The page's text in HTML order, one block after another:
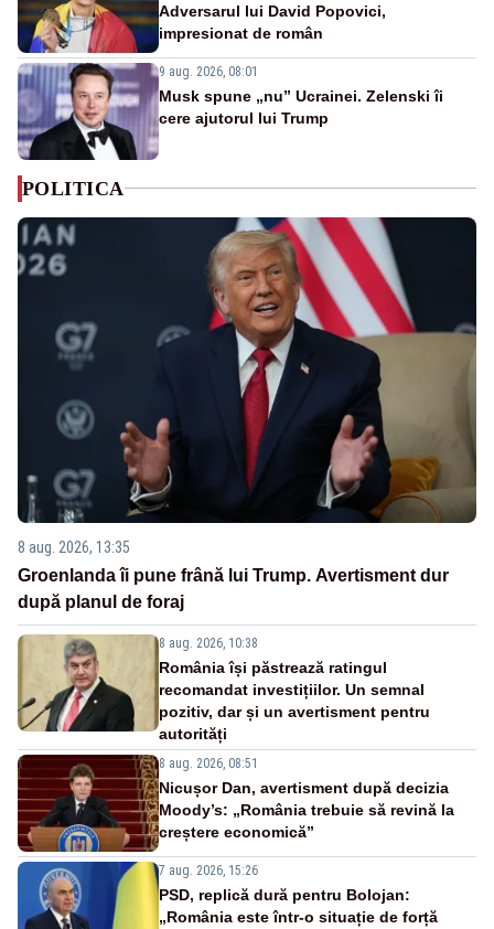
Adversarul lui David Popovici,
impresionat de român
9 aug. 2026, 08:01
Musk spune „nu” Ucrainei. Zelenski îi
cere ajutorul lui Trump
POLITICA
8 aug. 2026, 13:35
Groenlanda îi pune frână lui Trump. Avertisment dur
după planul de foraj
8 aug. 2026, 10:38
România își păstrează ratingul
recomandat investițiilor. Un semnal
pozitiv, dar și un avertisment pentru
autorități
8 aug. 2026, 08:51
Nicușor Dan, avertisment după decizia
Moody’s: „România trebuie să revină la
creștere economică”
7 aug. 2026, 15:26
PSD, replică dură pentru Bolojan:
„România este într-o situație de forță